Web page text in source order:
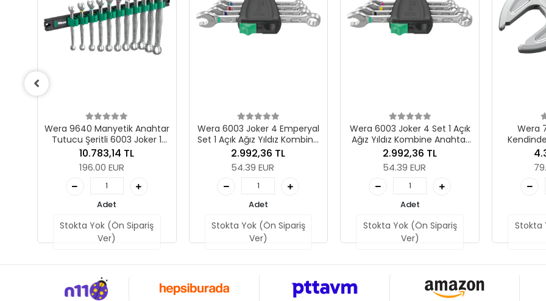
Wera 6003 Joker 4 Emperyal
Set 1 Açık Ağız Yıldız Kombine
Anahtar Seti
2.992,36 TL
54.39 EUR
Adet
Stokta Yok (Ön Sipariş
Ver)
Wera 6003 Joker 4 Set 1 Açık
Ağız Yıldız Kombine Anahtar
Seti
2.992,36 TL
54.39 EUR
Adet
Stokta Yok (Ön Sipariş
Ver)
Wera 7880 Joker XXL
Kendinden Ayarlı Geçmeli
Açık Ağız 14x18mm Geçmeli
Tork Ucu 24-32 mm, 14x18 x
24-32 x 15/16-1 1/4" x 113.5
mm
4.369,54 TL
79.42 EUR
Adet
Stokta Yok (Ön Sipariş
Ver)
Wera
Açık
14x18
3/4-
Stokta